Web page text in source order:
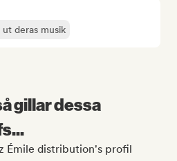
deras musik
gillar dessa
Émile distribution's profil